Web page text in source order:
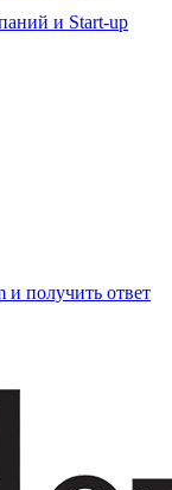
и Start-up
и получить ответ